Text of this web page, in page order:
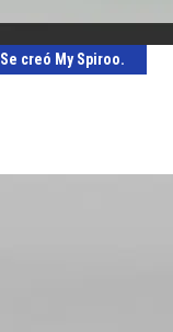
Se creó My Spiroo.